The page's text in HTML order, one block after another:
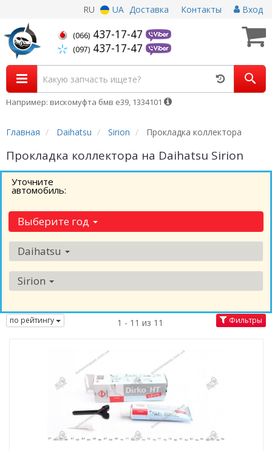
RU UA Доставка Контакты Вход
(066) 437-17-47
(097) 437-17-47
Например: вискомуфта бмв е39, 1334101
Главная Daihatsu Sirion Прокладка коллектора
Прокладка коллектора на Daihatsu Sirion
Уточните
автомобиль:
Выберите год
Daihatsu
Sirion
по рейтингу 1 - 11 из 11 Фильтры